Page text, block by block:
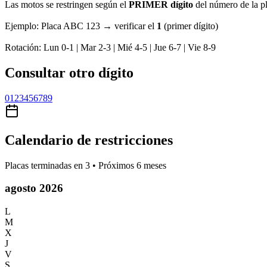
Las motos se restringen según el PRIMER dígito del número de la
Ejemplo: Placa ABC 123 → verificar el 1 (primer dígito)
Rotación: Lun 0-1 | Mar 2-3 | Mié 4-5 | Jue 6-7 | Vie 8-9
Consultar otro dígito
01 23456789
Calendario de restricciones
Placas terminadas en 3 • Próximos 6 meses
agosto 2026
L
M
X
J
V